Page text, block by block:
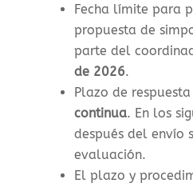
Fecha límite para
propuesta de
parte del
de 2026.
Plazo de
continua. En los
después del envío
evaluación.
El plazo y